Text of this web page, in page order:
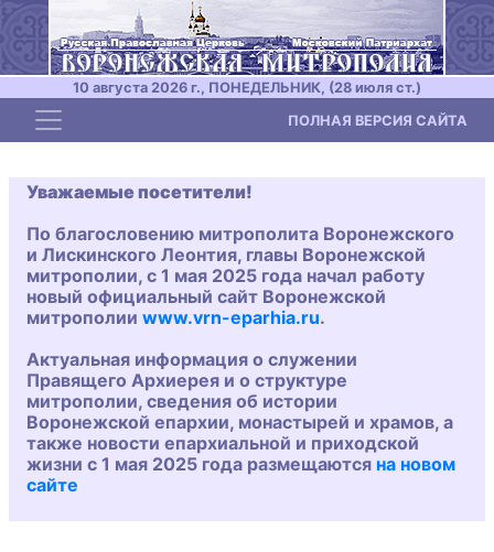
10 августа 2026 г., ПОНЕДЕЛЬНИК, (28 июля ст.)
Toggle navigation ПОЛНАЯ ВЕРСИЯ САЙТА
Уважаемые посетители!
По благословению митрополита Воронежского
и Лискинского Леонтия, главы Воронежской
митрополии, с 1 мая 2025 года начал работу
новый официальный сайт Воронежской
митрополии www.vrn-eparhia.ru.
Актуальная информация о служении
Правящего Архиерея и о структуре
митрополии, сведения об истории
Воронежской епархии, монастырей и храмов, а
также новости епархиальной и приходской
жизни с 1 мая 2025 года размещаются на новом
сайте